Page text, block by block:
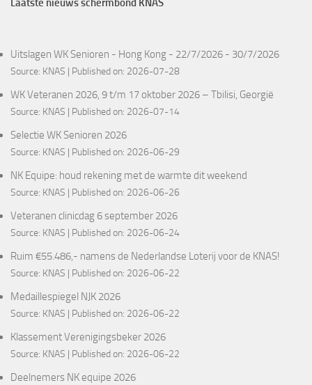
Laatste nieuws schermbond KNAS
Uitslagen WK Senioren - Hong Kong - 22/7/2026 - 30/7/2026
Source: KNAS Published on: 2026-07-28
WK Veteranen 2026, 9 t/m 17 oktober 2026 – Tbilisi, Georgië
Source: KNAS Published on: 2026-07-14
Selectie WK Senioren 2026
Source: KNAS Published on: 2026-06-29
NK Equipe: houd rekening met de warmte dit weekend
Source: KNAS Published on: 2026-06-26
Veteranen clinicdag 6 september 2026
Source: KNAS Published on: 2026-06-24
Ruim €55.486,- namens de Nederlandse Loterij voor de KNAS!
Source: KNAS Published on: 2026-06-22
Medaillespiegel NJK 2026
Source: KNAS Published on: 2026-06-22
Klassement Verenigingsbeker 2026
Source: KNAS Published on: 2026-06-22
Deelnemers NK equipe 2026